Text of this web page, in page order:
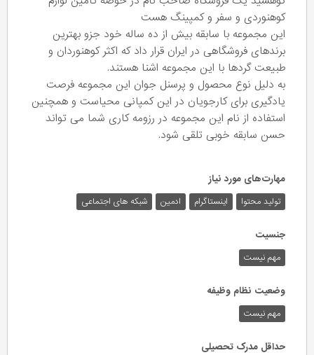
کوهنوردی و سفر و کمپینگ هست
این مجموعه با سابقه بیش از ده ساله خود جزو بهترین
برندهای فروشگاهی در ایران قرار داد که اکثر کوهنوردان و
طبیعت گردها با این مجموعه اشنا هستند.
به دلیل نوع محصول و پرسنل جوان این مجموعه فرصت
یادگیری برای کارجویان در این کمپانی محیاست و همچنین
استفاده از نام این مجموعه در رزومه کاری شما می تواند
حسن سابقه خوبی تلقی شود.
مهارت‌های مورد نیاز
تولید محتوا اینستاگرام ادمین شبکه های اجتماعی
جنسیت
مهم نیست
وضعیت نظام وظیفه
مهم‌ نیست
حداقل مدرک تحصیلی